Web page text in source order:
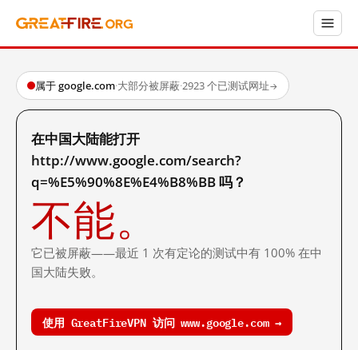
属于 google.com·大部分被屏蔽·2923 个已测试网址→
在中国大陆能打开
http://www.google.com/search?
q=%E5%90%8E%E4%B8%BB 吗？
不能。
它已被屏蔽——最近 1 次有定论的测试中有 100% 在中
国大陆失败。
使用 GreatFireVPN 访问 www.google.com →